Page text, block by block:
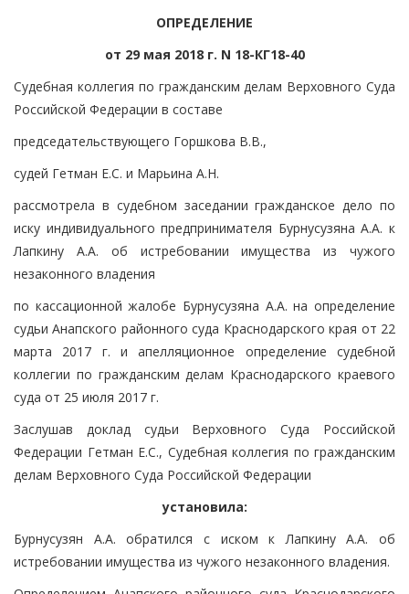
ОПРЕДЕЛЕНИЕ
от 29 мая 2018 г. N 18-КГ18-40
Судебная коллегия по гражданским делам Верховного Суда
Российской Федерации в составе
председательствующего Горшкова В.В.,
судей Гетман Е.С. и Марьина А.Н.
рассмотрела в судебном заседании гражданское дело по
иску индивидуального предпринимателя Бурнусузяна А.А. к
Лапкину А.А. об истребовании имущества из чужого
незаконного владения
по кассационной жалобе Бурнусузяна А.А. на определение
судьи Анапского районного суда Краснодарского края от 22
марта 2017 г. и апелляционное определение судебной
коллегии по гражданским делам Краснодарского краевого
суда от 25 июля 2017 г.
Заслушав доклад судьи Верховного Суда Российской
Федерации Гетман Е.С., Судебная коллегия по гражданским
делам Верховного Суда Российской Федерации
установила:
Бурнусузян А.А. обратился с иском к Лапкину А.А. об
истребовании имущества из чужого незаконного владения.